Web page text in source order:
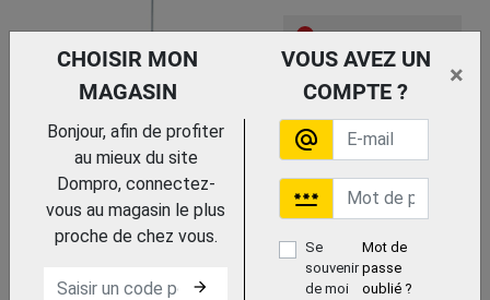
Trouvez le chez votre
FAVORIT
SIEGENIA
CHOISIR MON
MAGASIN
VOUS AVEZ UN
COMPTE ?
×
Bonjour, afin de profiter
au mieux du site
Dompro, connectez-
vous au magasin le plus
proche de chez vous.
arrow_forward
alternate_email
password
Se
souvenir
de moi
Mot de
passe
oublié ?